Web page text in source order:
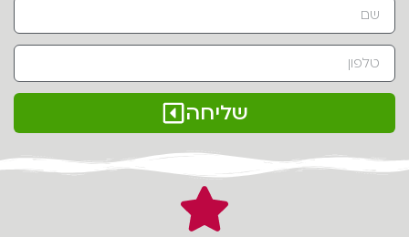
שליחה